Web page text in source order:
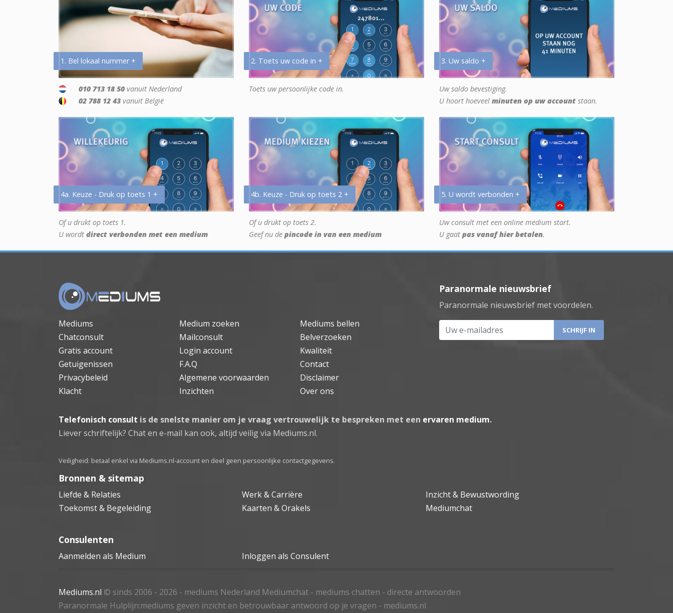
1. Bel lokaal nummer +
010 713 18 50 vanuit Nederland
02 788 12 43 vanuit België
2. Toets uw code in +
Toets uw persoonlijke code in.
3. Uw saldo +
Uw saldo bevestiging.
U hoort hoeveel minuten op uw account staan.
4a. Keuze - Druk op toets 1 +
Of u drukt op toets 1.
U wordt direct verbonden met een medium
4b. Keuze - Druk op toets 2 +
Of u drukt op toets 2.
Geef nu de pincode in van een medium
5. U wordt verbonden +
Uw consult met een online medium start.
U gaat pas vanaf hier betalen.
Mediums Medium zoeken
Mediums bellen
Chatconsult
Mailconsult
Belverzoeken
Gratis account
Login account
Kwaliteit
Getuigenissen
F.A.Q
Contact
Privacybeleid
Algemene voorwaarden
Disclaimer
Klacht
Inzichten Over ons
Paranormale nieuwsbrief
Paranormale nieuwsbrief met voordelen.
Uw e-mailadres
Telefonisch consult is de snelste manier om je vraag vertrouwelijk te bespreken met een ervaren medium.
Liever schriftelijk? Chat en e-mail kan ook, altijd veilig via Mediums.nl.
Veiligheid: betaal enkel via Mediums.nl-account en deel geen persoonlijke contactgegevens.
Bronnen & sitemap
Liefde & Relaties Werk & Carrière
Inzicht & Bewustwording
Toekomst & Begeleiding
Kaarten & Orakels Mediumchat
Consulenten
Aanmelden als Medium Inloggen als Consulent
Mediums.nl © sinds 2006 - 2026 - mediums Nederland Mediumchat - mediums chatten - directe antwoorden
Paranormale Hulplijn:mediums geven inzicht en betrouwbaar antwoord op je vragen - mediums.nl